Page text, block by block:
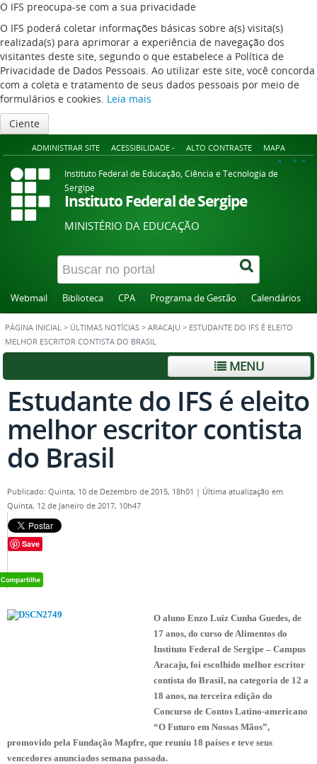
O IFS preocupa-se com a sua privacidade
O IFS poderá coletar informações básicas sobre a(s) visita(s)
realizada(s) para aprimorar a experiência de navegação dos
visitantes deste site, segundo o que estabelece a Política de
Privacidade de Dados Pessoais. Ao utilizar este site, você concorda
com a coleta e tratamento de seus dados pessoais por meio de
formulários e cookies. Leia mais
Ciente
ADMINISTRAR SITE ACESSIBILIDADE - ALTO CONTRASTE MAPA
A+ A A-
Instituto Federal de Educação, Ciência e Tecnologia de
Sergipe
Instituto Federal de Sergipe
MINISTÉRIO DA EDUCAÇÃO
Webmail Biblioteca CPA Programa de Gestão Calendários
PÁGINA INICIAL > ÚLTIMAS NOTÍCIAS > ARACAJU > ESTUDANTE DO IFS É ELEITO
MELHOR ESCRITOR CONTISTA DO BRASIL
MENU
Estudante do IFS é eleito
melhor escritor contista
do Brasil
Publicado: Quinta, 10 de Dezembro de 2015, 18h01 | Última atualização em
Quinta, 12 de Janeiro de 2017, 10h47
Save
O aluno Enzo Luiz Cunha Guedes, de
17 anos, do curso de Alimentos do
Instituto Federal de Sergipe – Campus
Aracaju, foi escolhido melhor escritor
contista do Brasil, na categoria de 12 a
18 anos, na terceira edição do
Concurso de Contos Latino-americano
“O Futuro em Nossas Mãos”,
promovido pela Fundação Mapfre, que reuniu 18 países e teve seus
vencedores anunciados semana passada.